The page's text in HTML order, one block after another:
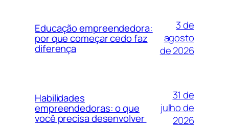
Educação empreendedora:
por que começar cedo faz
diferença
3 de
agosto
de 2026
Habilidades
empreendedoras: o que
você precisa desenvolver
31 de
julho de
2026